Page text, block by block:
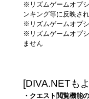
※リズムゲームオプ
ンキング等に反映さ
※リズムゲームオプ
※リズムゲームオプ
ません
[DIVA.NETも
・クエスト閲覧機能